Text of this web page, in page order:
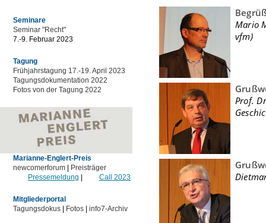
Seminare
Seminar "Recht"
7.-9. Februar 2023
Tagung
Frühjahrstagung 17.-19. April 2023
Tagungsdokumentation 2022
Fotos von der Tagung 2022
Marianne-Englert-Preis
newcomerforum
Preisträger
Pressemeldung
Call 2023
Mitgliederportal
Tagungsdokus
Fotos info7-Archiv
Mario
vfm)
Prof.